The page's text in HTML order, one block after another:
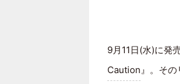
9月11日(水)に発
Caution』。その